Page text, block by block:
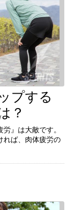
続きを見る
』は大敵です。
ば、肉体疲労の
プする
？
』は大敵です。
れば、肉体疲労の